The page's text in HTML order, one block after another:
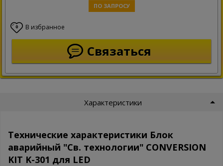
ПО ЗАПРОСУ
0 В избранное
Связаться
Характеристики
Технические характеристики Блок
аварийный "Св. технологии" CONVERSION
KIT K-301 для LED